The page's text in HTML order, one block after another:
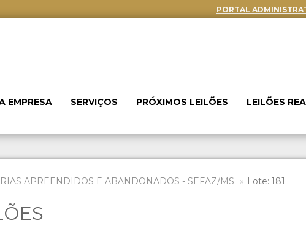
PORTAL
EMPRESA SERVIÇOS PRÓXIMOS LEILÕES LEILÕES
APREENDIDOS E ABANDONADOS - SEFAZ/MS Lote: 181